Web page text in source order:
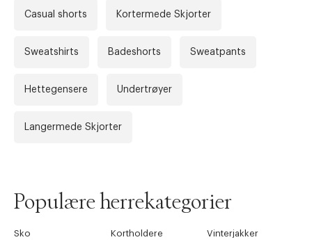
Casual shorts Kortermede Skjorter
Sweatshirts Badeshorts Sweatpants
Hettegensere Undertrøyer
Langermede Skjorter
Populære herrekategorier
Sko Kortholdere
Vinterjakker